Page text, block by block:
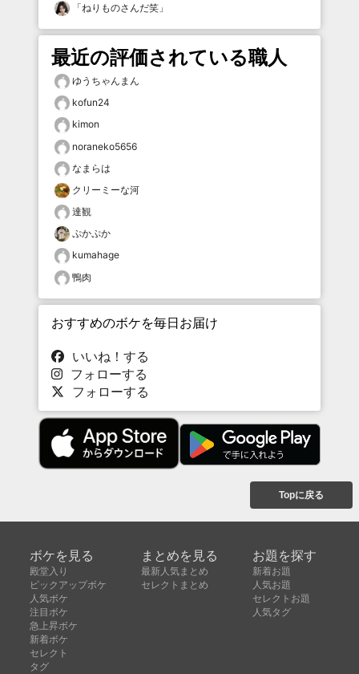
「ねりものさんだ笑 」
最近の評価されている職人
ゆうちゃんまん
kofun24
kimon
noraneko5656
なまらは
クリーミーな河
達観
ぷかぷか
kumahage
鴨肉
おすすめのボケを毎日お届け
いいね！する
フォローする
フォローする
Topに戻る
ボケを見る
殿堂入り
ピックアップボケ
人気ボケ
注目ボケ
急上昇ボケ
新着ボケ
セレクト
タグ
まとめを見る
最新人気まとめ
セレクトまとめ
お題を探す
新着お題
人気お題
セレクトお題
人気タグ